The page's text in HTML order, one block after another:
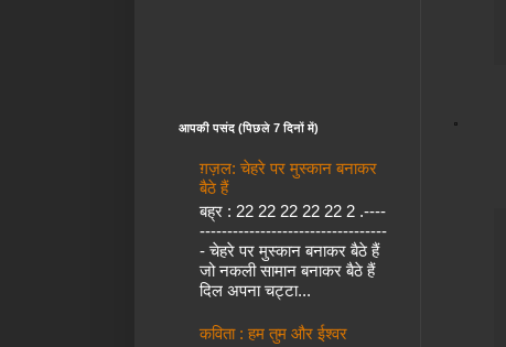
आपकी पसंद (पिछले 7 दिनों में)
ग़ज़ल: चेहरे पर मुस्कान बनाकर
बैठे हैं
बह्र : 22 22 22 22 22 2 .----
----------------------------------
- चेहरे पर मुस्कान बनाकर बैठे हैं
जो नकली सामान बनाकर बैठे हैं
दिल अपना चट्टा...
कविता : हम तुम और ईश्वर